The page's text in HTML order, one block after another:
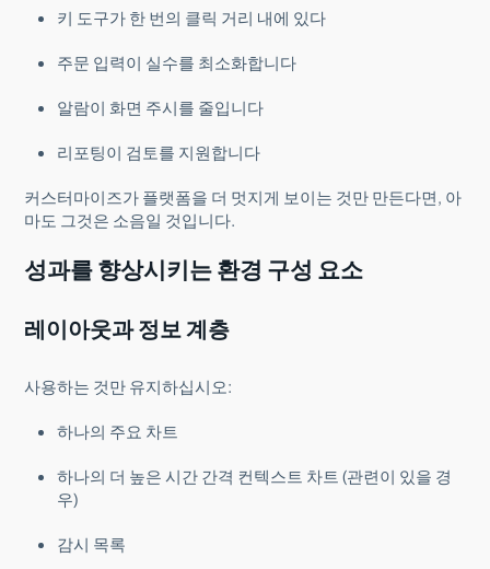
키 도구가 한 번의 클릭 거리 내에 있다
주문 입력이 실수를 최소화합니다
알람이 화면 주시를 줄입니다
리포팅이 검토를 지원합니다
커스터마이즈가 플랫폼을 더 멋지게 보이는 것만 만든다면, 아
마도 그것은 소음일 것입니다.
성과를 향상시키는 환경 구성 요소
레이아웃과 정보 계층
사용하는 것만 유지하십시오:
하나의 주요 차트
하나의 더 높은 시간 간격 컨텍스트 차트 (관련이 있을 경
우)
감시 목록